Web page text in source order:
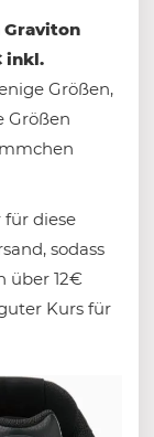
Graviton
inkl.
Größen,
Größen
diese
sodass
über 12€
Kurs für